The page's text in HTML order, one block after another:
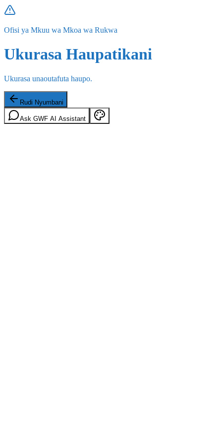
Ofisi ya Mkuu wa Mkoa wa Rukwa
Ukurasa Haupatikani
Ukurasa unaoutafuta haupo.
Rudi Nyumbani
Ask GWF AI Assistant